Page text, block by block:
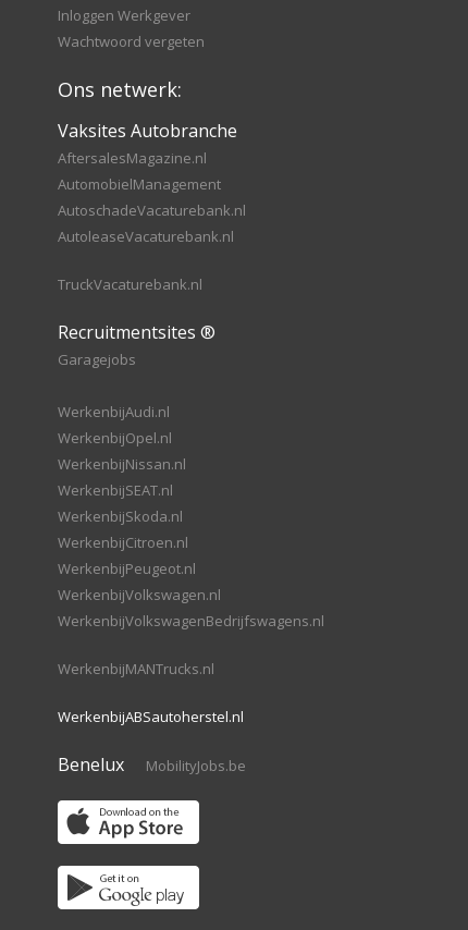
Inloggen Werkgever
Wachtwoord vergeten
Ons netwerk:
Vaksites Autobranche
AftersalesMagazine.nl
AutomobielManagement
AutoschadeVacaturebank.nl
AutoleaseVacaturebank.nl
TruckVacaturebank.nl
Recruitmentsites ®
Garagejobs
WerkenbijAudi.nl
WerkenbijOpel.nl
WerkenbijNissan.nl
WerkenbijSEAT.nl
WerkenbijSkoda.nl
WerkenbijCitroen.nl
WerkenbijPeugeot.nl
WerkenbijVolkswagen.nl
WerkenbijVolkswagenBedrijfswagens.nl
WerkenbijMANTrucks.nl
WerkenbijABSautoherstel.nl
Benelux MobilityJobs.be